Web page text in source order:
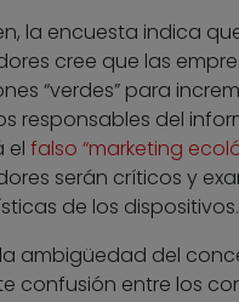
la encuesta indica
cree que las
“verdes” para
responsables del
el falso “marketing
serán críticos y
de los dispositivos.
ambigüedad del
confusión entre los